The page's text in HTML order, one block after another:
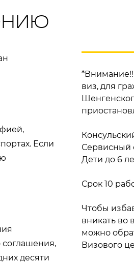
виз, для
Сервисный
Дети до 6
Срок 10
Чтобы
вникать во
можно
Визового
Если
десяти